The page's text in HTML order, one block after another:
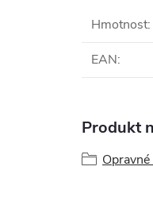
Hmotnost:
EAN:
Produkt